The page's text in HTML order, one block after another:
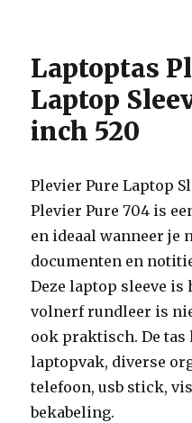
Laptoptas
Laptop
inch 520
Plevier Pure Laptop
Plevier Pure 704 is
en ideaal wanneer je
documenten en
Deze laptop sleeve is
volnerf rundleer is
ook praktisch. De tas
laptopvak, diverse
telefoon, usb stick,
bekabeling.